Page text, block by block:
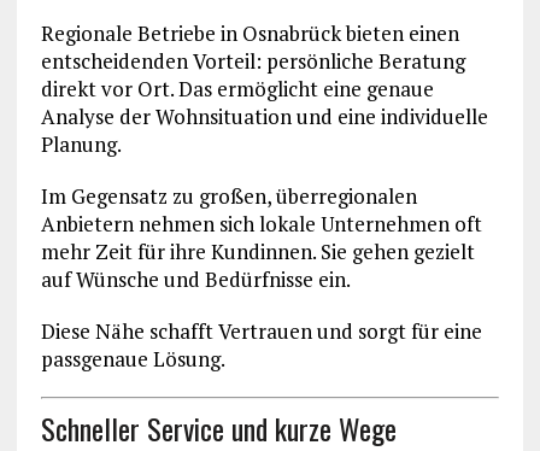
Regionale Betriebe in Osnabrück bieten einen
entscheidenden Vorteil: persönliche Beratung
direkt vor Ort. Das ermöglicht eine genaue
Analyse der Wohnsituation und eine individuelle
Planung.
Im Gegensatz zu großen, überregionalen
Anbietern nehmen sich lokale Unternehmen oft
mehr Zeit für ihre Kundinnen. Sie gehen gezielt
auf Wünsche und Bedürfnisse ein.
Diese Nähe schafft Vertrauen und sorgt für eine
passgenaue Lösung.
Schneller Service und kurze Wege